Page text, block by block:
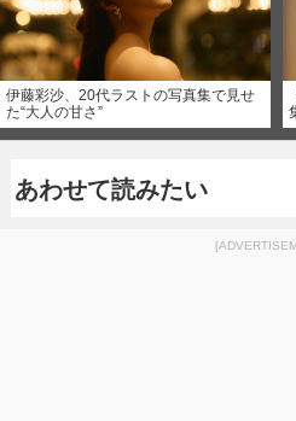
伊藤彩沙、20代ラストの写真集で見せ
た“大人の甘さ”
あわせて読みたい